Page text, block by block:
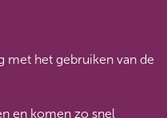
met het gebruiken van de
en komen zo snel